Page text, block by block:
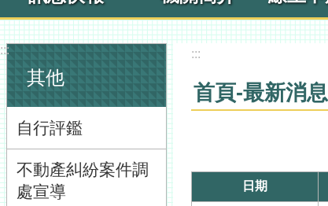
:::
其他
自行評鑑
不動產糾紛案件調
處宣導
:::
首頁-最新消息
日期